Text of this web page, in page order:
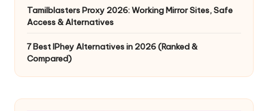
Tamilblasters Proxy 2026: Working Mirror Sites, Safe
Access & Alternatives
7 Best IPhey Alternatives in 2026 (Ranked &
Compared)